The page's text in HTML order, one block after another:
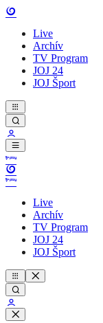
Live
Archív
TV Program
JOJ 24
JOJ Šport
Live
Archív
TV Program
JOJ 24
JOJ Šport